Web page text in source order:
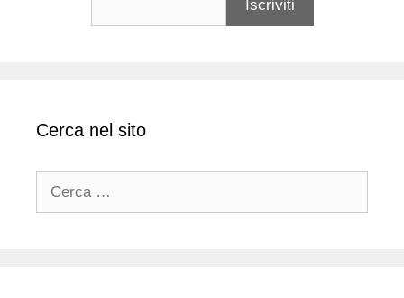
Cerca nel sito